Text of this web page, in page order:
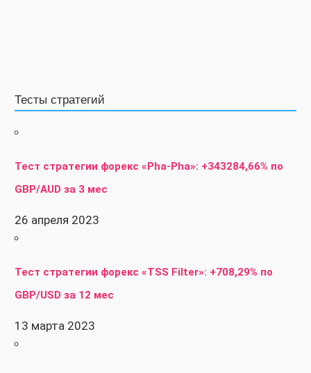
Тесты стратегий
Тест стратегии форекс «Pha-Pha»: +343284,66% по
GBP/AUD за 3 мес
26 апреля 2023
Тест стратегии форекс «TSS Filter»: +708,29% по
GBP/USD за 12 мес
13 марта 2023